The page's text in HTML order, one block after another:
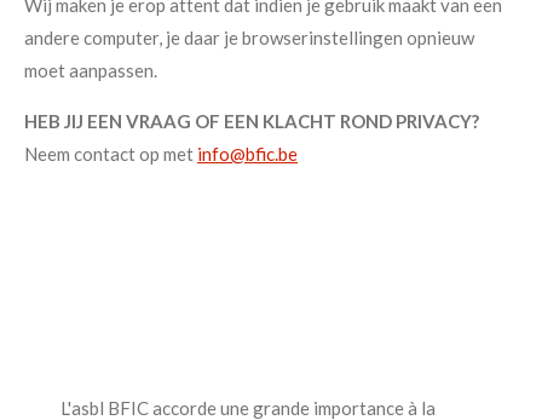
Wij maken je erop attent dat indien je gebruik maakt van een
andere computer, je daar je browserinstellingen opnieuw
moet aanpassen.
HEB JIJ EEN VRAAG OF EEN KLACHT ROND PRIVACY?
Neem contact op met info@bfic.be
L'asbl BFIC accorde une grande importance à la